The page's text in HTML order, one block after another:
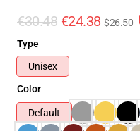
€30.48 €24.38 $26.50
Type
Unisex
Color
Default